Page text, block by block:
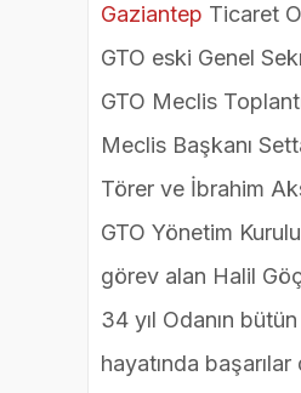
Gaziantep Ticaret
GTO eski Genel
GTO Meclis
Meclis Başkanı
Törer ve İbrahim
GTO Yönetim
görev alan Halil
34 yıl Odanın
hayatında